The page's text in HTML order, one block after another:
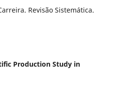
Revisão Sistemática.
Production Study in